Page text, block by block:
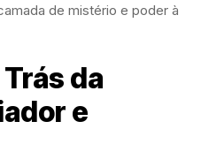
de mistério e poder à
da
e